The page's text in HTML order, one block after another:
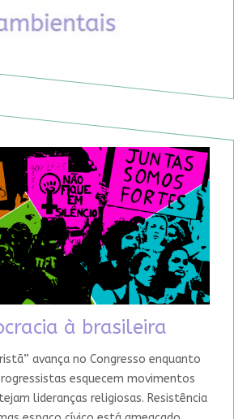
à brasileira
avança no Congresso enquanto
esquecem movimentos
lideranças religiosas. Resistência